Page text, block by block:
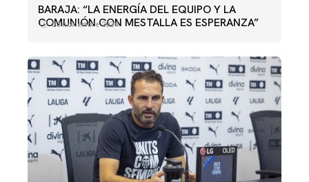
BARAJA: “LA ENERGÍA DEL EQUIPO Y LA
COMUNIÓN CON MESTALLA ES ESPERANZA”
23 noviembre 2024